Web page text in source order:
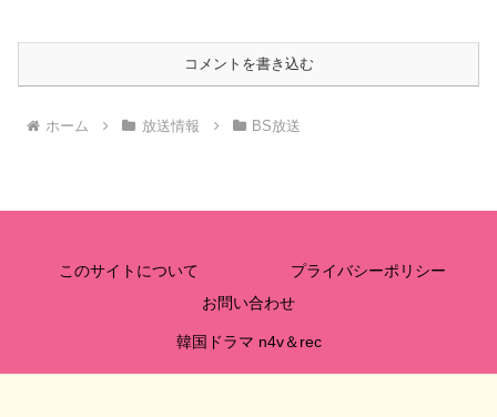
コメントを書き込む
ホーム 放送情報 BS放送
このサイトについて
プライバシーポリシー
お問い合わせ
韓国ドラマ n4v＆rec